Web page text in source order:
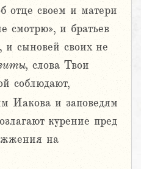
отце своем и матери
смотрю», и братьев
и сыновей своих не
слова Твои
соблюдают,
Иакова и заповедям
курение пред
на